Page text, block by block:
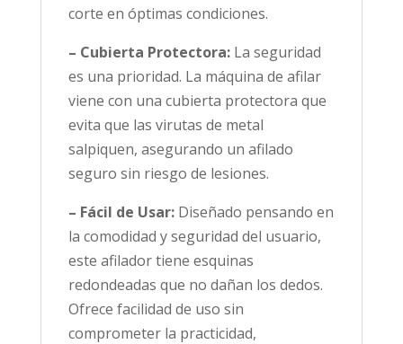
corte en óptimas condiciones.
– Cubierta Protectora:La seguridad
es una prioridad. La máquina de afilar
viene con una cubierta protectora que
evita que las virutas de metal
salpiquen, asegurando un afilado
seguro sin riesgo de lesiones.
– Fácil de Usar:Diseñado pensando en
la comodidad y seguridad del usuario,
este afilador tiene esquinas
redondeadas que no dañan los dedos.
Ofrece facilidad de uso sin
comprometer la practicidad,